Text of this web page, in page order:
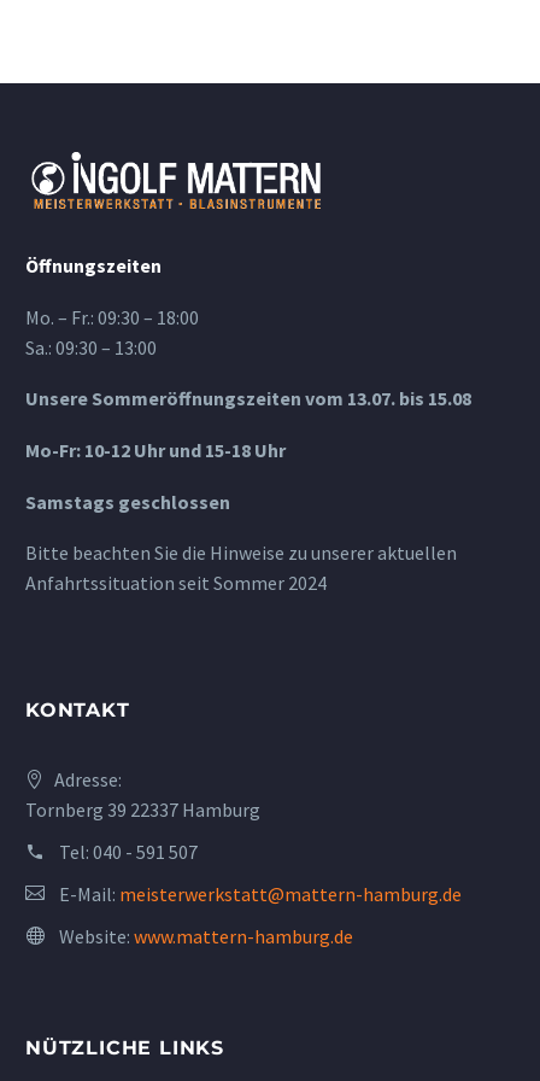
Öffnungszeiten
Mo. – Fr.: 09:30 – 18:00
Sa.: 09:30 – 13:00
Unsere Sommeröffnungszeiten vom 13.07. bis 15.08
Mo-Fr: 10-12 Uhr und 15-18 Uhr
Samstags geschlossen
Bitte beachten Sie die Hinweise zu unserer aktuellen
Anfahrtssituation seit Sommer 2024
KONTAKT
Adresse:
Tornberg 39 22337 Hamburg
Tel: 040 - 591 507
E-Mail: meisterwerkstatt@mattern-hamburg.de
Website: www.mattern-hamburg.de
NÜTZLICHE LINKS